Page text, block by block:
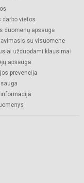
darbo vietos
duomenų apsauga
su visuomene
užduodami klausimai
apsauga
prevencija